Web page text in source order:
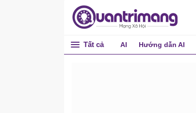
Tất cả AI Hướng dẫn AI